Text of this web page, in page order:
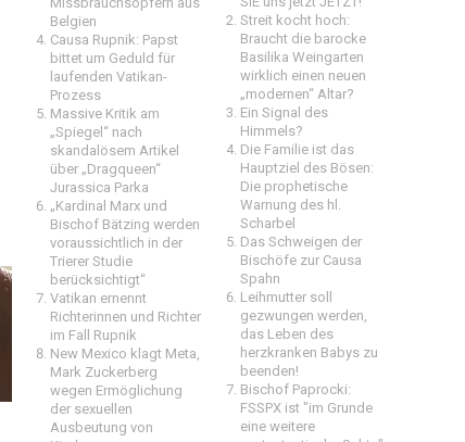
Belgien
Causa Rupnik: Papst
bittet um Geduld für
laufenden Vatikan-
Prozess
Massive Kritik am
„Spiegel“ nach
skandalösem Artikel
über „Dragqueen“
Jurassica Parka
„Kardinal Marx und
Bischof Bätzing werden
voraussichtlich in der
Trierer Studie
berücksichtigt“
Vatikan ernennt
Richterinnen und Richter
im Fall Rupnik
New Mexico klagt Meta,
Mark Zuckerberg
wegen Ermöglichung
der sexuellen
Ausbeutung von
Streit kocht hoch:
Braucht die barocke
Basilika Weingarten
wirklich einen neuen
„modernen“ Altar?
Ein Signal des
Himmels?
Die Familie ist das
Hauptziel des Bösen:
Die prophetische
Warnung des hl.
Scharbel
Das Schweigen der
Bischöfe zur Causa
Spahn
Leihmutter soll
gezwungen werden,
das Leben des
herzkranken Babys zu
beenden!
Bischof Paprocki:
FSSPX ist "im Grunde
eine weitere